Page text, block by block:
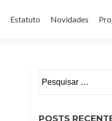
Estatuto Novidades
por:
POSTS